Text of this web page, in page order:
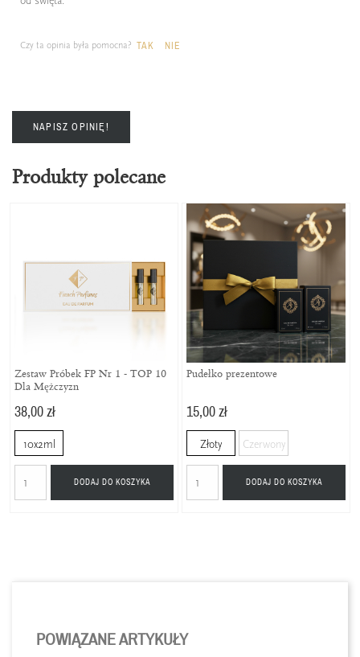
Czy ta opinia była pomocna? TAK NIE
NAPISZ OPINIĘ!
Produkty polecane
Zestaw Próbek FP Nr 1 - TOP 10
Dla Mężczyzn
38,00 zł
10x2ml
DODAJ DO KOSZYKA
Pudełko prezentowe
15,00 zł
Złoty Czerwony
DODAJ DO KOSZYKA
POWIĄZANE ARTYKUŁY